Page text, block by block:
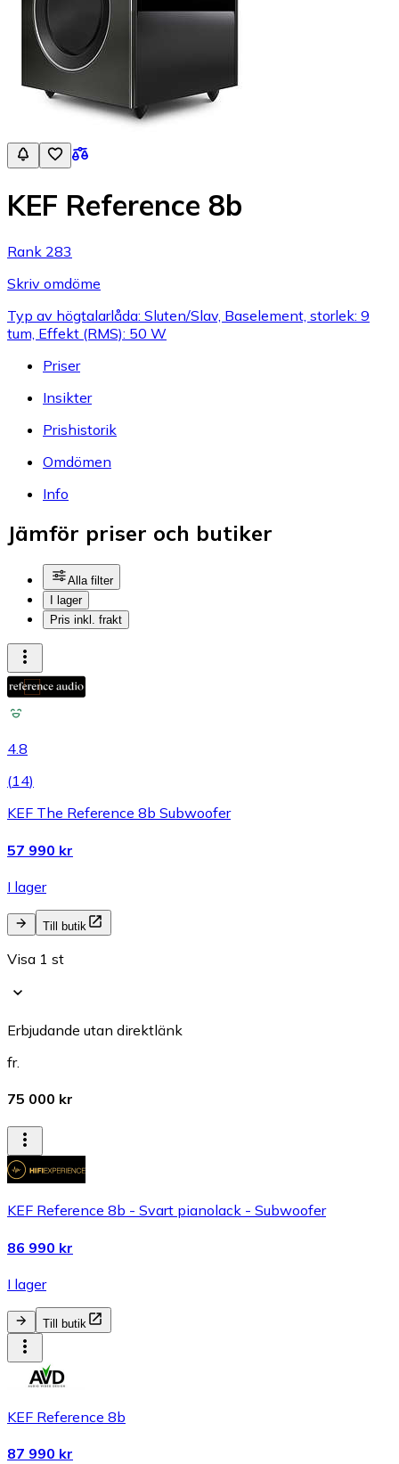
KEF Reference 8b
Rank 283
Skriv omdöme
Typ av högtalarlåda: Sluten/Slav, Baselement, storlek: 9
tum, Effekt (RMS): 50 W
Priser
Insikter
Prishistorik
Omdömen
Info
Jämför priser och butiker
Alla filter
I lager
Pris inkl. frakt
4.8
(14)
KEF The Reference 8b Subwoofer
57 990 kr
I lager
Till butik
Visa 1 st
Erbjudande utan direktlänk
fr.
75 000 kr
KEF Reference 8b - Svart pianolack - Subwoofer
86 990 kr
I lager
Till butik
KEF Reference 8b
87 990 kr